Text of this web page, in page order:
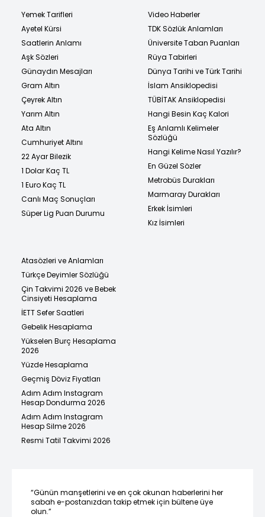
Yemek Tarifleri
Ayetel Kürsi
Saatlerin Anlamı
Aşk Sözleri
Günaydın Mesajları
Gram Altın
Çeyrek Altın
Yarım Altın
Ata Altın
Cumhuriyet Altını
22 Ayar Bilezik
1 Dolar Kaç TL
1 Euro Kaç TL
Canlı Maç Sonuçları
Süper Lig Puan Durumu
Video Haberler
TDK Sözlük Anlamları
Üniversite Taban Puanları
Rüya Tabirleri
Dünya Tarihi ve Türk Tarihi
İslam Ansiklopedisi
TÜBİTAK Ansiklopedisi
Hangi Besin Kaç Kalori
Eş Anlamlı Kelimeler
Sözlüğü
Hangi Kelime Nasıl Yazılır?
En Güzel Sözler
Metrobüs Durakları
Marmaray Durakları
Erkek İsimleri
Kız İsimleri
Atasözleri ve Anlamları
Türkçe Deyimler Sözlüğü
Çin Takvimi 2026 ve Bebek
Cinsiyeti Hesaplama
İETT Sefer Saatleri
Gebelik Hesaplama
Yükselen Burç Hesaplama
2026
Yüzde Hesaplama
Geçmiş Döviz Fiyatları
Adım Adım Instagram
Hesap Dondurma 2026
Adım Adım Instagram
Hesap Silme 2026
Resmi Tatil Takvimi 2026
“Günün manşetlerini ve en çok okunan haberlerini her
sabah e-postanızdan takip etmek için bültene üye
olun.”